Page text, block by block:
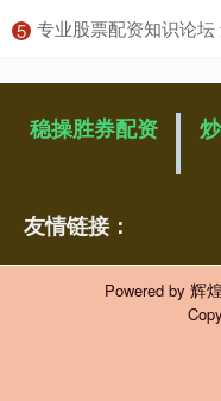
5 专业股票配资知识论坛
稳操胜券配资
友情链接：
Powered by 辉